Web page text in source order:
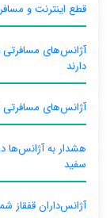
قطع اینترنت و
آژانس‌های مسافرتی
دارند
آژانس‌های
هشدار به آژانس‌ها
سفید
آژانس‌داران قفقاز